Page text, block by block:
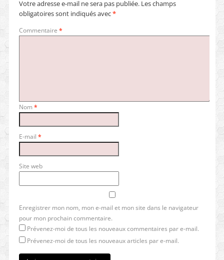
Votre adresse e-mail ne sera pas publiée. Les champs
obligatoires sont indiqués avec*
Commentaire *
Nom *
E-mail *
Site web
Enregistrer mon nom, mon e-mail et mon site dans le navigateur
pour mon prochain commentaire.
Prévenez-moi de tous les nouveaux commentaires par e-mail.
Prévenez-moi de tous les nouveaux articles par e-mail.